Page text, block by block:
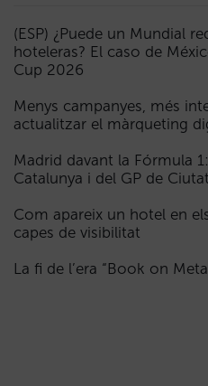
(ESP) ¿Puede un Mundial
hoteleras? El caso de
Cup 2026
Menys campanyes, més
actualitzar el màrqueting
Madrid davant la Fórmula
Catalunya i del GP de
Com apareix un hotel en
capes de visibilitat
La fi de l’era “Book on